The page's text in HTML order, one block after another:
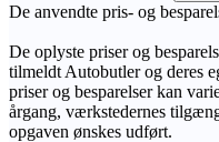
De anvendte pris- og
De oplyste priser og
tilmeldt Autobutler og deres
priser og besparelser kan
årgang, værkstedernes
opgaven ønskes udført.